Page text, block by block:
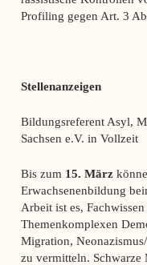
Profiling gegen Art. 3
Stellenanzeigen
Bildungsreferent Asyl,
Sachsen e.V. in Vollzeit
Bis zum 15. März
Erwachsenenbildung
Arbeit ist es,
Themenkomplexen
Migration,
zu vermitteln. Schwarze